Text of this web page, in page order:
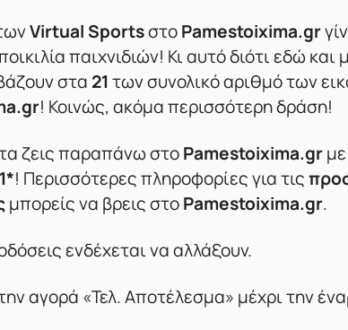
Virtual SportsστοPamestoixima.gr
παιχνιδιών! Κι αυτό διότι εδώ και
στα 21των συνολικό αριθμό των
! Κοινώς, ακόμα περισσότερη δράση!
ζεις παραπάνω στοPamestoixima.grμε
! Περισσότερες πληροφορίες για τις
μπορείς να βρεις στοPamestoixima.gr.
ενδέχεται να αλλάξουν.
αγορά «Τελ. Αποτέλεσμα» μέχρι την